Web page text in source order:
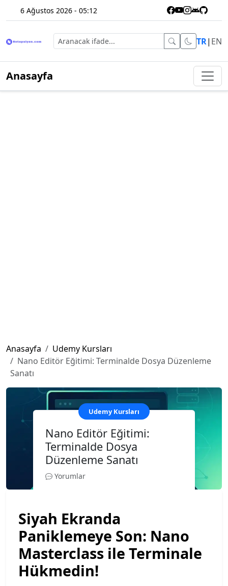
6 Ağustos 2026 - 05:12
TR| EN
Anasayfa
Anasayfa
Udemy Kursları
Nano Editör Eğitimi: Terminalde Dosya Düzenleme
Sanatı
Udemy Kursları
Nano Editör Eğitimi:
Terminalde Dosya
Düzenleme Sanatı
Yorumlar
Siyah Ekranda
Paniklemeye Son: Nano
Masterclass ile Terminale
Hükmedin!